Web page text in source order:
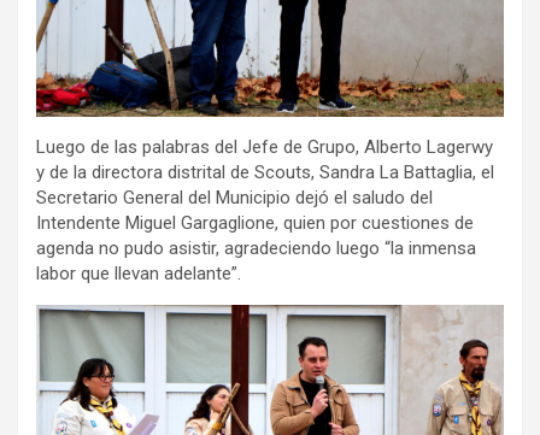
Luego de las palabras del Jefe de Grupo, Alberto Lagerwy
y de la directora distrital de Scouts, Sandra La Battaglia, el
Secretario General del Municipio dejó el saludo del
Intendente Miguel Gargaglione, quien por cuestiones de
agenda no pudo asistir, agradeciendo luego “la inmensa
labor que llevan adelante”.